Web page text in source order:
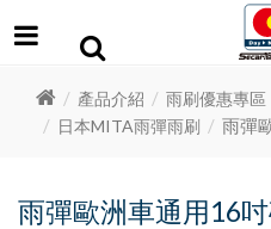
產品介紹 雨刷優惠專區
日本MITA雨彈雨刷
雨彈
雨彈歐洲車通用16